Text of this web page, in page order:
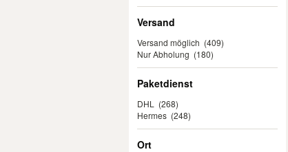
Versand
Versand möglich (409)
Nur Abholung (180)
Paketdienst
DHL
(268)
Hermes (248)
Ort